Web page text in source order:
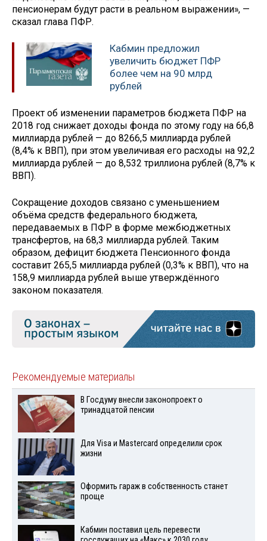
пенсионерам будут расти в реальном выражении», —
сказал глава ПФР.
Кабмин предложил
увеличить бюджет ПФР
более чем на 90 млрд
рублей
Проект об изменении параметров бюджета ПФР на
2018 год снижает доходы фонда по этому году на 66,8
миллиарда рублей — до 8266,5 миллиарда рублей
(8,4% к ВВП), при этом увеличивая его расходы на 92,2
миллиарда рублей — до 8,532 триллиона рублей (8,7% к
ВВП).
Сокращение доходов связано с уменьшением
объёма средств федерального бюджета,
передаваемых в ПФР в форме межбюджетных
трансфертов, на 68,3 миллиарда рублей. Таким
образом, дефицит бюджета Пенсионного фонда
составит 265,5 миллиарда рублей (0,3% к ВВП), что на
158,9 миллиарда рублей выше утверждённого
законом показателя.
Рекомендуемые материалы
В Госдуму внесли законопроект о
тринадцатой пенсии
Для Visа и Mastercard определили срок
жизни
Оформить гараж в собственность станет
проще
Кабмин поставил цель перевести